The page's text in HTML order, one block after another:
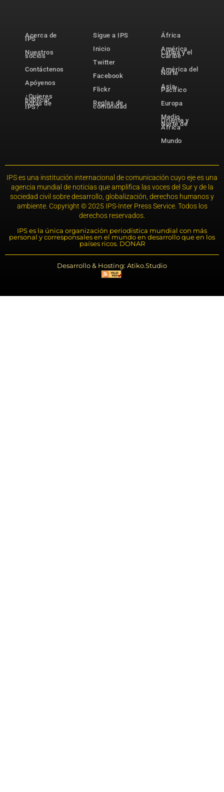
Acerca de
IPS
Nuestros
socios
Contáctenos
Apóyenos
¿Quieres
publicar
notas de
IPS?
Sigue a IPS
Inicio
Twitter
Facebook
Flickr
Reglas de
comunidad
África
América
Latina y el
Caribe
América del
Norte
Asia-
Pacífico
Europa
Medio
Oriente y
Norte de
África
Mundo
IPS es una institución internacional de comunicación cuyo eje es una
agencia mundial de noticias que amplifica las voces del Sur y de la
sociedad civil sobre desarrollo, globalización, derechos humanos y
ambiente. Copyright © 2025 IPS-Inter Press Service. Todos los
derechos reservados.
IPS es la única organización periodística mundial con más
personal y corresponsales en el mundo en desarrollo que en los
países ricos. DONAR
Desarrollo & Hosting: Atiko.Studio